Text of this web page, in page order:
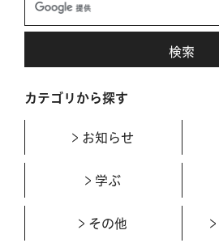
カテゴリから探す
お知らせ
学ぶ
その他